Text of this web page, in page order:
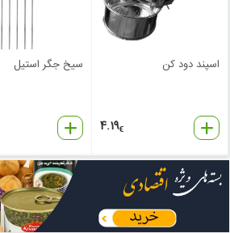
اسپند دود کن
4.19€
سیخ جگر استیل